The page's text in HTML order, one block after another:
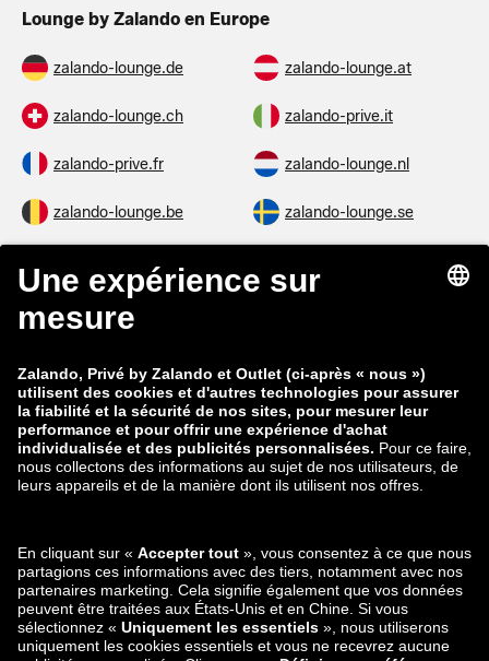
Lounge by Zalando en Europe
zalando-lounge.de zalando-lounge.at
zalando-lounge.ch zalando-prive.it
zalando-prive.fr zalando-lounge.nl
zalando-lounge.be zalando-lounge.se
zalando-lounge.co.uk
zalando-lounge.lt zalando-lounge.sk
zalando-lounge.ro zalando-lounge.hr
zalando-lounge.lu zalando-lounge.ee
zalando-lounge.lv zalando-lounge.no